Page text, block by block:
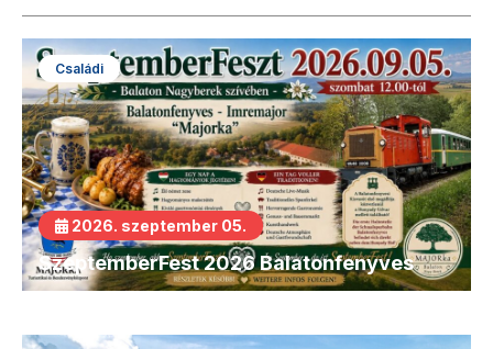
Családi
2026. szeptember 05.
SzeptemberFest 2026 Balatonfenyves